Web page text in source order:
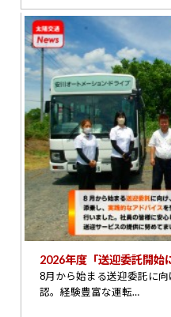
2026年度「送迎委託開始
8月から始まる送迎委託に
認。経験豊富な運転…